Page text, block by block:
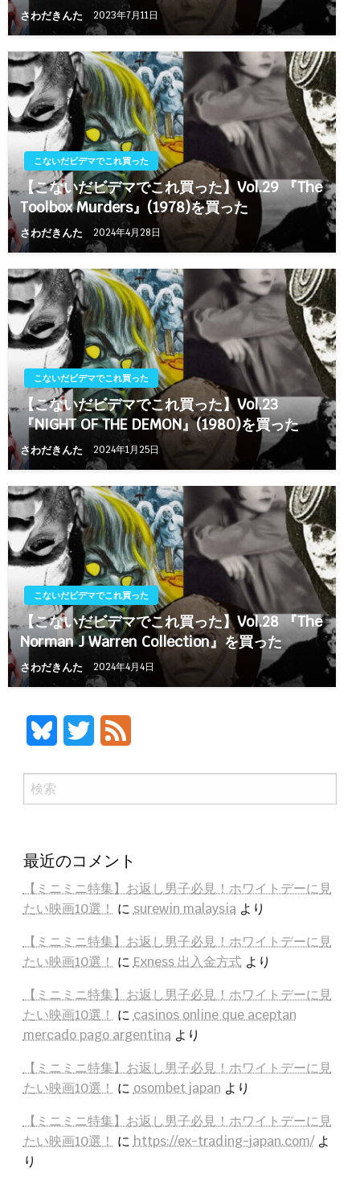
さわだきんた 2023年7月11日
こないだビデマでこれ買った
【こないだビデマでこれ買った】Vol.29 『The
Toolbox Murders』(1978)を買った
さわだきんた 2024年4月28日
こないだビデマでこれ買った
【こないだビデマでこれ買った】Vol.23
『NIGHT OF THE DEMON』(1980)を買った
さわだきんた 2024年1月25日
こないだビデマでこれ買った
【こないだビデマでこれ買った】Vol.28 『The
Norman J Warren Collection』を買った
さわだきんた 2024年4月4日
Bluesky Twitter
検
索
最近のコメント
【ミニミニ特集】お返し男子必見！ホワイトデーに見
たい映画10選！ に surewin malaysiaより
【ミニミニ特集】お返し男子必見！ホワイトデーに見
たい映画10選！ に Exness 出入金方式より
【ミニミニ特集】お返し男子必見！ホワイトデーに見
たい映画10選！ に casinos online que aceptan
mercado pago argentinaより
【ミニミニ特集】お返し男子必見！ホワイトデーに見
たい映画10選！ に osombet japan より
【ミニミニ特集】お返し男子必見！ホワイトデーに見
たい映画10選！ に https://ex-trading-japan.com/よ
り